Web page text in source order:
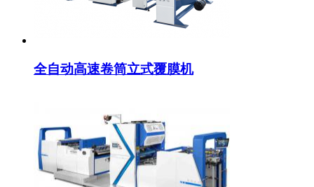
全自动高速卷筒立式覆膜机